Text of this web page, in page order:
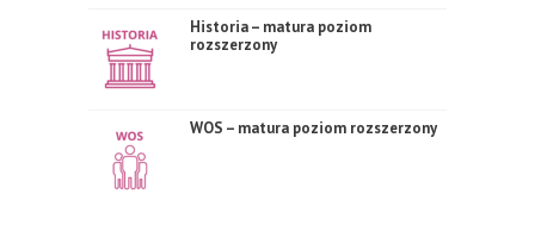
Historia – matura poziom
rozszerzony
WOS – matura poziom rozszerzony